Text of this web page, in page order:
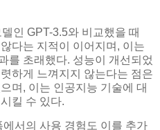
인 GPT-3.5와 비교했을 때
다는 지적이 이어지며, 이는
를 초래했다. 성능이 개선되었
하게 느껴지지 않는다는 점은
며, 이는 인공지능 기술에 대
킬 수 있다.
서의 사용 경험도 이를 추가